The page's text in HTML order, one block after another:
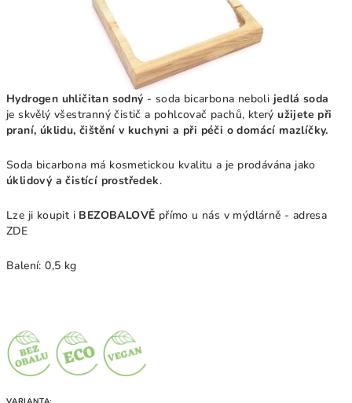
Hydrogen uhličitan sodný - soda bicarbona neboli jedlá soda
je skvělý všestranný čistič a pohlcovač pachů, kterýužijete při
praní, úklidu, čištění v kuchyni a při péči o domácí mazlíčky.
Soda bicarbona má kosmetickou kvalitu a je prodávána jako
úklidový a čistící prostředek.
Lze ji koupit i BEZOBALOVĚ přímo u nás v mýdlárně - adresa
ZDE
Balení: 0,5 kg